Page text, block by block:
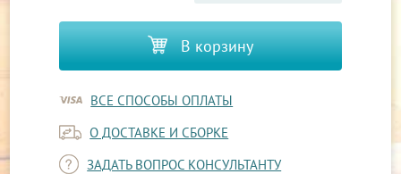
В корзину
ВСЕ СПОСОБЫ ОПЛАТЫ
О ДОСТАВКЕ И СБОРКЕ
ЗАДАТЬ ВОПРОС КОНСУЛЬТАНТУ